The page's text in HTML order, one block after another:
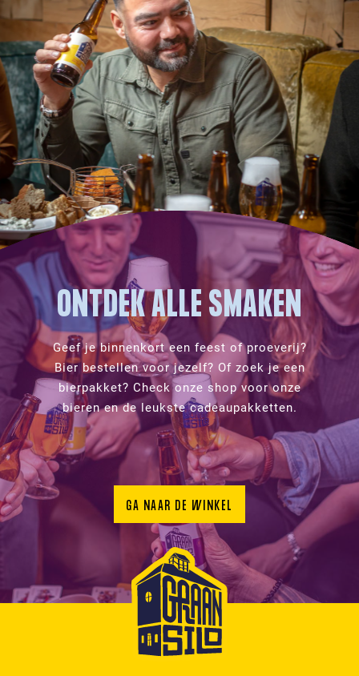
ONTDEK ALLE SMAKEN
Geef je binnenkort een feest of proeverij?
Bier bestellen voor jezelf? Of zoek je een
bierpakket? Check onze shop voor onze
bieren en de leukste cadeaupakketten.
GA NAAR DE WINKEL